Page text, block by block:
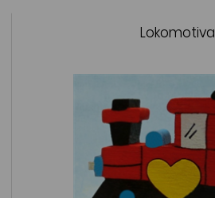
Lokomotiva